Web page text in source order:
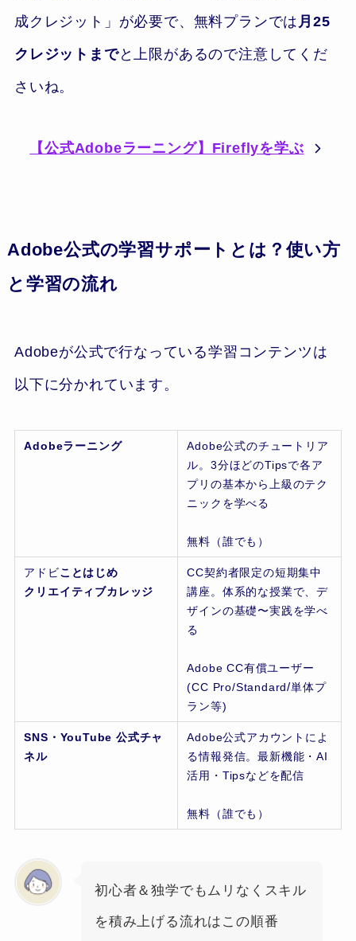
成クレジット」が必要で、無料プランでは 月25
クレジットまでと上限があるので注意してくだ
さいね。
【公式Adobeラーニング】Fireflyを学ぶ
Adobe公式の学習サポートとは？使い方
と学習の流れ
Adobeが公式で行なっている学習コンテンツは
以下に分かれています。
Adobeラーニング
Adobe公式のチュートリア
ル。3分ほどのTipsで各ア
プリの基本から上級のテク
ニックを学べる
無料（誰でも）
アドビことはじめ
クリエイティブカレッジ
CC契約者限定の短期集中
講座。体系的な授業で、デ
ザインの基礎〜実践を学べ
る
Adobe CC有償ユーザー
(CC Pro/Standard/単体プ
ラン等)
SNS・YouTube 公式チャ
ネル
Adobe公式アカウントによ
る情報発信。最新機能・AI
活用・Tipsなどを配信
無料（誰でも）
初心者＆独学でもムリなくスキル
を積み上げる流れはこの順番